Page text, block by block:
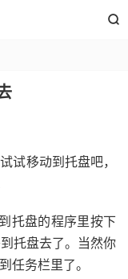

试移动到托盘吧，
托盘的程序里按下
托盘去了。当然你
任务栏里了。